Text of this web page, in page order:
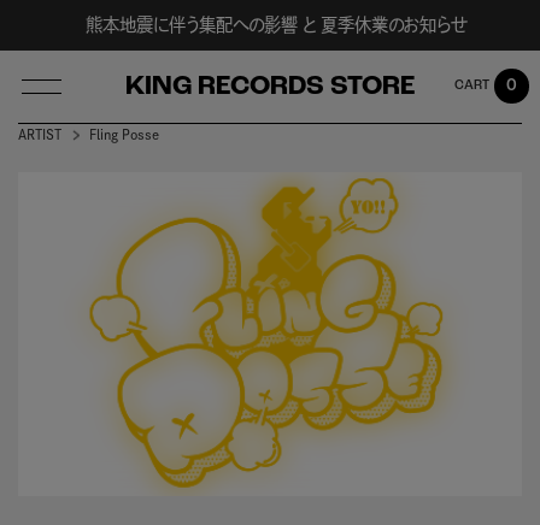
熊本地震に伴う集配への影響 と 夏季休業のお知らせ
KING RECORDS STORE 0
ARTIST Fling Posse